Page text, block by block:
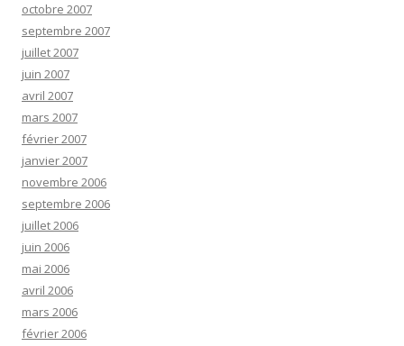
octobre 2007
septembre 2007
juillet 2007
juin 2007
avril 2007
mars 2007
février 2007
janvier 2007
novembre 2006
septembre 2006
juillet 2006
juin 2006
mai 2006
avril 2006
mars 2006
février 2006